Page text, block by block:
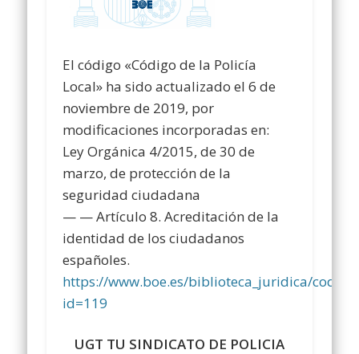
El código «Código de la Policía
Local» ha sido actualizado el 6 de
noviembre de 2019, por
modificaciones incorporadas en:
Ley Orgánica 4/2015, de 30 de
marzo, de protección de la
seguridad ciudadana
— — Artículo 8. Acreditación de la
identidad de los ciudadanos
españoles.
https://www.boe.es/biblioteca_juridica/
id=119
UGT TU SINDICATO DE POLICIA